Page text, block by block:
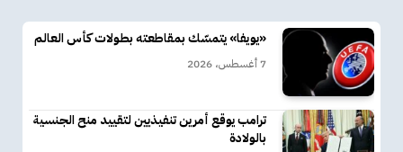
«يويفا» يتمسّك بمقاطعته بطولات كأس العالم
7 أغسطس، 2026
ترامب يوقع أمرين تنفيذيين لتقييد منح الجنسية
بالولادة